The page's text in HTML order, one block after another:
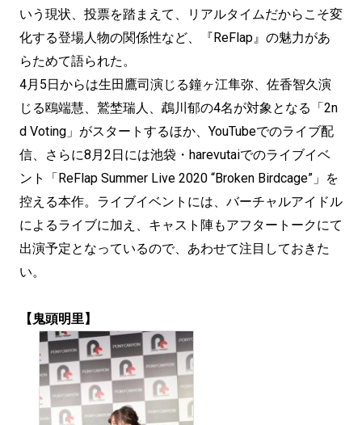
いう現状、投票を踏まえて、リアルタイムだからこそ変
化する登場人物の関係性など、『ReFlap』の魅力があ
らためて語られた。
4月5日からは生田鷹司演じる鐘ヶ江隼弥、佐香智久演
じる鴎端慧、鷲埜瑞人、鵡川郁の4名が対象となる「2n
d Voting」がスタートするほか、YouTubeでのライブ配
信、さらに8月2日には池袋・harevutaiでのライブイベ
ント「ReFlap Summer Live 2020 “Broken Birdcage”」を
控える本作。ライブイベントには、バーチャルアイドル
によるライブに加え、キャスト陣もアフタートークにて
出演予定となっているので、あわせて注目しておきた
い。
【鬼頭明里】